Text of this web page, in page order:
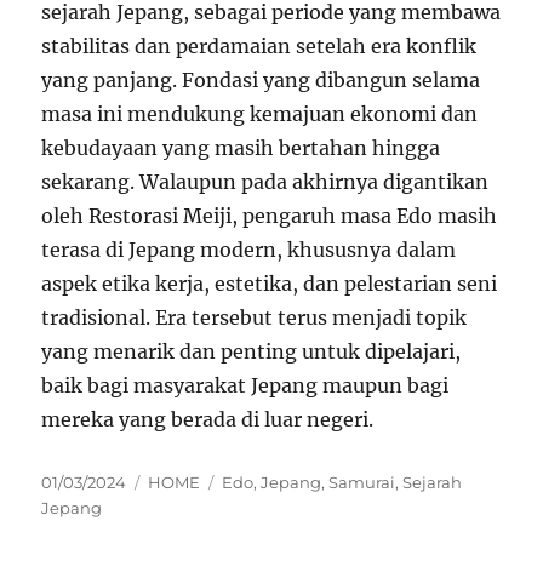
sejarah Jepang, sebagai periode yang membawa
stabilitas dan perdamaian setelah era konflik
yang panjang. Fondasi yang dibangun selama
masa ini mendukung kemajuan ekonomi dan
kebudayaan yang masih bertahan hingga
sekarang. Walaupun pada akhirnya digantikan
oleh Restorasi Meiji, pengaruh masa Edo masih
terasa di Jepang modern, khususnya dalam
aspek etika kerja, estetika, dan pelestarian seni
tradisional. Era tersebut terus menjadi topik
yang menarik dan penting untuk dipelajari,
baik bagi masyarakat Jepang maupun bagi
mereka yang berada di luar negeri.
Posted
on
01/03/2024 Categories
HOME Tags
Edo,Jepang,Samurai,Sejarah
Jepang